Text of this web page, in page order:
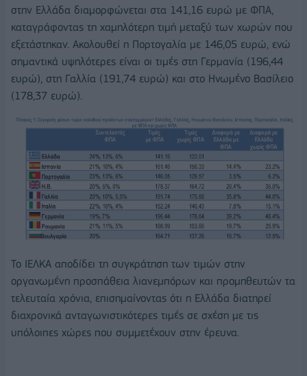
στην Ελλάδα διαμορφώνεται στα 141,16 ευρώ με ΦΠΑ,
καταγράφοντας τη χαμηλότερη τιμή μεταξύ των χωρών που
εξετάστηκαν. Ακολουθεί η Πορτογαλία με 146,05 ευρώ, ενώ
σημαντικά υψηλότερες είναι οι τιμές στη Γερμανία (196,44
ευρώ), στη Γαλλία (191,74 ευρώ) και στο Ηνωμένο Βασίλειο
(178,37 ευρώ).
Το ΙΕΛΚΑ αποδίδει τη συγκράτηση των τιμών στην
οργανωμένη προσπάθεια λιανεμπόρων και προμηθευτών τα
τελευταία χρόνια, επισημαίνοντας ότι η Ελλάδα διατηρεί
διαχρονικά ανταγωνιστικότερες τιμές σε σχέση με τις
υπόλοιπες χώρες που συμμετέχουν στην έρευνα.